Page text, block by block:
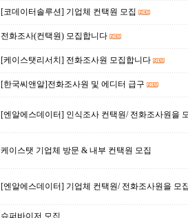
[코데이터솔루션] 기업체 컨택원 모집
전화조사(컨택원) 모집합니다
[케이스탯리서치] 전화조사원 모집합니다
[한국씨앤알]전화조사원 및 에디터 급구
[엔알에스데이터] 인식조사 컨택원/ 전화조사원을
케이스탯 기업체 방문 & 내부 컨택원 모집
[엔알에스데이터] 기업체 컨택원/ 전화조사원을 모
슈퍼바이저 모집